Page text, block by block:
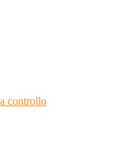
controllo